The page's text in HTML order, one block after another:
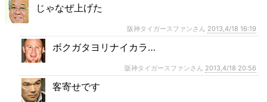
じゃなぜ上げた
阪神タイガースファンさん 2013,4/18 16:19
ボクガタヨリナイカラ…
阪神タイガースファンさん 2013,4/18 20:56
客寄せです